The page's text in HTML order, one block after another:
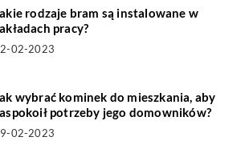
rodzaje bram są instalowane w
pracy?
02-2023
wybrać kominek do mieszkania, aby
potrzeby jego domowników?
02-2023